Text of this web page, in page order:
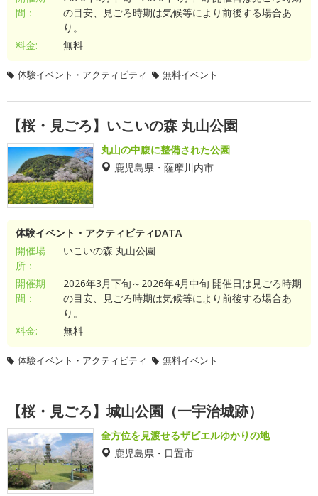
間：
の目安、見ごろ時期は気候等により前後する場合あ
り。
料金:
無料
体験イベント・アクティビティ 無料イベント
【桜・見ごろ】いこいの森 丸山公園
丸山の中腹に整備された公園
鹿児島県・薩摩川内市
体験イベント・アクティビティDATA
開催場
所：
いこいの森 丸山公園
開催期
間：
2026年3月下旬～2026年4月中旬 開催日は見ごろ時期
の目安、見ごろ時期は気候等により前後する場合あ
り。
料金:
無料
体験イベント・アクティビティ 無料イベント
【桜・見ごろ】城山公園（一宇治城跡）
全方位を見渡せるザビエルゆかりの地
鹿児島県・日置市